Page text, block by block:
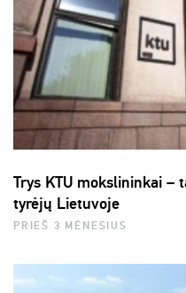
Trys KTU mokslininkai –
tyrėjų Lietuvoje
PRIEŠ 3 MĖNESIUS